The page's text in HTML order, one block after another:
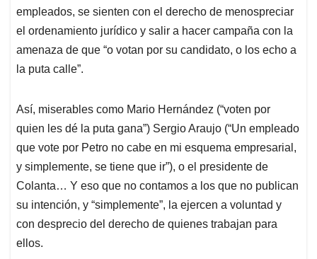
empleados, se sienten con el derecho de menospreciar
el ordenamiento jurídico y salir a hacer campaña con la
amenaza de que “o votan por su candidato, o los echo a
la puta calle”.
Así, miserables como Mario Hernández (“voten por
quien les dé la puta gana”) Sergio Araujo (“Un empleado
que vote por Petro no cabe en mi esquema empresarial,
y simplemente, se tiene que ir”), o el presidente de
Colanta… Y eso que no contamos a los que no publican
su intención, y “simplemente”, la ejercen a voluntad y
con desprecio del derecho de quienes trabajan para
ellos.